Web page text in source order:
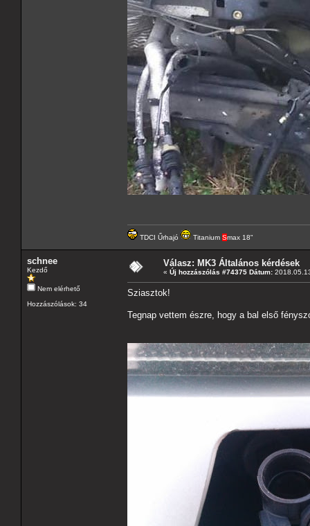
TDCI Űrhajó Titanium Smax 18"
schnee
Kezdő
Nem elérhető
Hozzászólások: 34
Válasz: MK3 Általános kérdések
« Új hozzászólás #74375 Dátum:
Sziasztok!
Tegnap vettem észre, hogy a bal első